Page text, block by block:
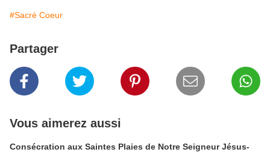
#Sacré Coeur
Partager
Vous aimerez aussi
Consécration aux Saintes Plaies de Notre Seigneur Jésus-